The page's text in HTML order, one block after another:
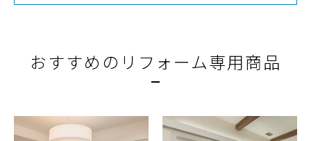
おすすめのリフォーム専用商品